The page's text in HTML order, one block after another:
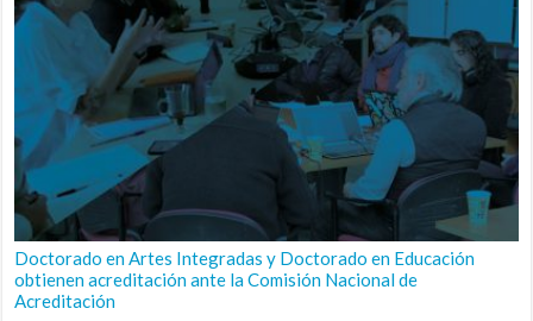
Doctorado en Artes Integradas y Doctorado en Educación
obtienen acreditación ante la Comisión Nacional de
Acreditación